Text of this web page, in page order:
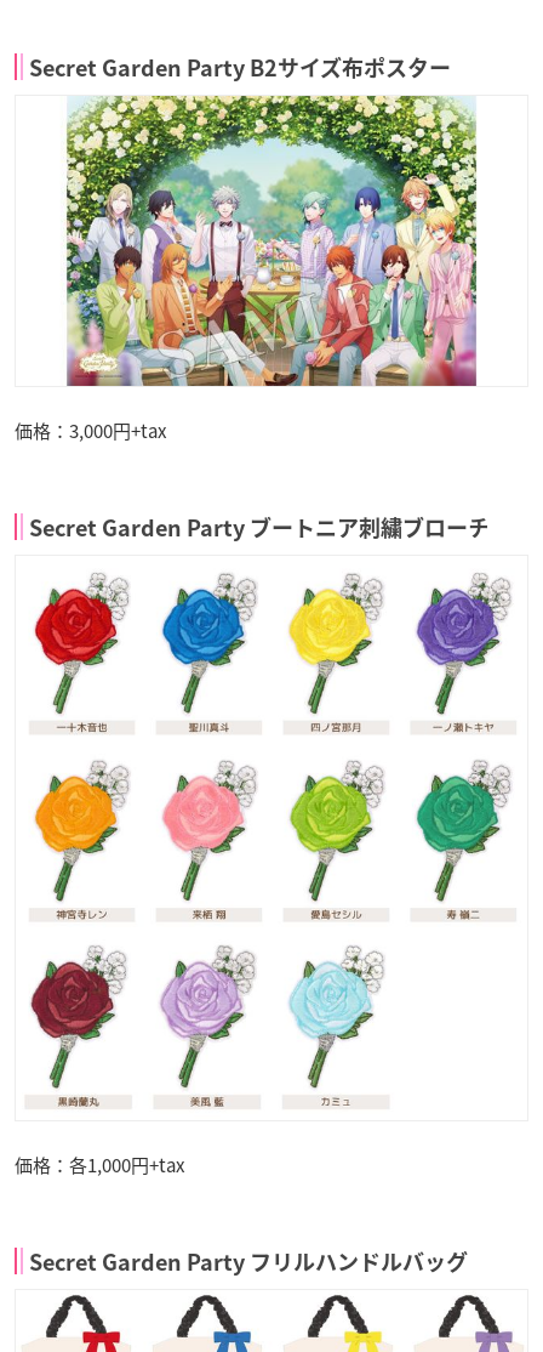
Secret Garden Party B2サイズ布ポスター
価格：3,000円+tax
Secret Garden Party ブートニア刺繍ブローチ
価格：各1,000円+tax
Secret Garden Party フリルハンドルバッグ